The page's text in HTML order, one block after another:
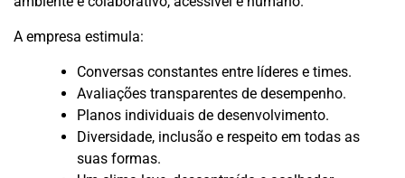
A empresa estimula:
Conversas constantes entre líderes e times.
Avaliações transparentes de desempenho.
Planos individuais de desenvolvimento.
Diversidade, inclusão e respeito em todas as
suas formas.